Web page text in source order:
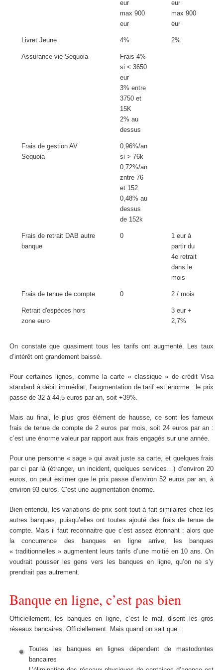
eur
max 900
eur
eur
max 900
eur
Livret Jeune 4% 2%
Assurance vie Sequoia
Frais 4%
si < 3650
eur
3% entre
3750 et
15K
2% au
dessus
Frais de gestion AV
Sequoia
0,96%/an
si > 76k
0,72%/an
zntre 76
et 152
0,48% au
dessus
de 152k
Frais de retrait DAB autre
banque
0
1 eur à
partir du
4e retrait
dans le
mois
Frais de tenue de compte 0 2 / mois
Retrait d'espèces hors
zone euro
3 eur +
2,7%
On constate que quasiment tous les tarifs ont augmenté. Les taux
d’intérêt ont grandement baissé.
Pour certaines lignes, comme la carte « classique » de crédit Visa
standard à débit immédiat, l’augmentation de tarif est énorme : le prix
passe de 32 à 44,5 euros par an, soit +39%.
Mais au final, le plus gros élément de hausse, ce sont les fameux
frais de tenue de compte de 2 euros par mois, soit 24 euros par an :
c’est une énorme valeur par rapport aux frais engagés sur une année.
Pour une personne « sage » qui avait juste sa carte, et quelques frais
par ci par là (étranger, un incident, quelques services…) d’environ 20
euros, on peut estimer que le prix passe d’environ 52 euros par an, à
environ 93 euros. C’est une augmentation énorme.
Bien entendu, les variations de prix sont tout à fait similaires chez les
autres banques, puisqu’elles ont toutes ajouté des frais de tenue de
compte. Mais il faut reconnaitre que c’est assez étonnant : alors que
la concurrence des banques en ligne arrive, les banques
« traditionnelles » augmentent leurs tarifs d’une moitié en 10 ans. On
voudrait pousser les gens vers les banques en ligne, qu’on ne s’y
prendrait pas autrement.
Banque en ligne, c’est pas bien
Officiellement, les banques en ligne, c’est le mal, disent les gros
réseaux bancaires. Officiellement. Mais quand on sait que :
Toutes les banques en lignes dépendent de mastodontes
bancaires